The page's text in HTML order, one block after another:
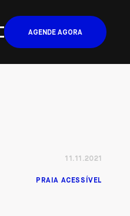
AGENDE AGORA
11.11.2021
PRAIA ACESSÍVEL